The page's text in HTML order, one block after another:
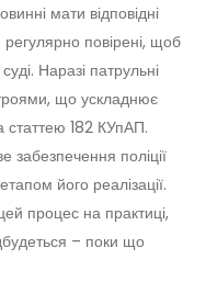
мати відповідні
регулярно повірені, щоб
Наразі патрульні
що ускладнює
статтею 182 КУпАП.
поліції
його реалізації.
процес на практиці,
– поки що